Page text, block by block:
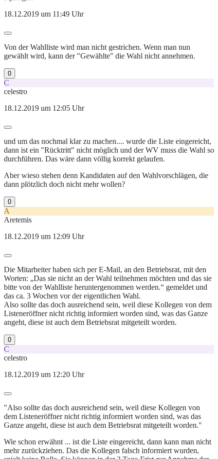
18.12.2019 um 11:49 Uhr
Von der Wahlliste wird man nicht gestrichen. Wenn man nun
gewählt wird, kann der "Gewählte" die Wahl nicht annehmen.
0
C
celestro
18.12.2019 um 12:05 Uhr
und um das nochmal klar zu machen.... wurde die Liste eingereicht,
dann ist ein "Rücktritt" nicht möglich und der WV muss die Wahl so
durchführen. Das wäre dann völlig korrekt gelaufen.
Aber wieso stehen denn Kandidaten auf den Wahlvorschlägen, die
dann plötzlich doch nicht mehr wollen?
0
A
Aretemis
18.12.2019 um 12:09 Uhr
Die Mitarbeiter haben sich per E-Mail, an den Betriebsrat, mit den
Worten: „Das sie nicht an der Wahl teilnehmen möchten und das sie
bitte von der Wahlliste heruntergenommen werden.“ gemeldet und
das ca. 3 Wochen vor der eigentlichen Wahl.
Also sollte das doch ausreichend sein, weil diese Kollegen von dem
Listeneröffner nicht richtig informiert worden sind, was das Ganze
angeht, diese ist auch dem Betriebsrat mitgeteilt worden.
0
C
celestro
18.12.2019 um 12:20 Uhr
"Also sollte das doch ausreichend sein, weil diese Kollegen von
dem Listeneröffner nicht richtig informiert worden sind, was das
Ganze angeht, diese ist auch dem Betriebsrat mitgeteilt worden."
Wie schon erwähnt ... ist die Liste eingereicht, dann kann man nicht
mehr zurückziehen. Das die Kollegen falsch informiert wurden,